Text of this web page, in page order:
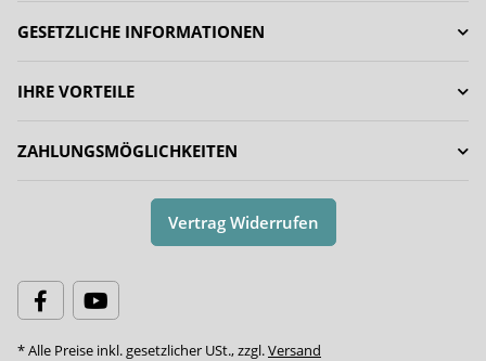
GESETZLICHE INFORMATIONEN
IHRE VORTEILE
ZAHLUNGSMÖGLICHKEITEN
Vertrag Widerrufen
* Alle Preise inkl. gesetzlicher USt., zzgl.Versand